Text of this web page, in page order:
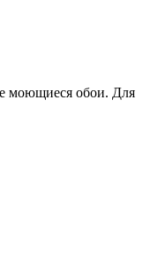
моющиеся обои. Для